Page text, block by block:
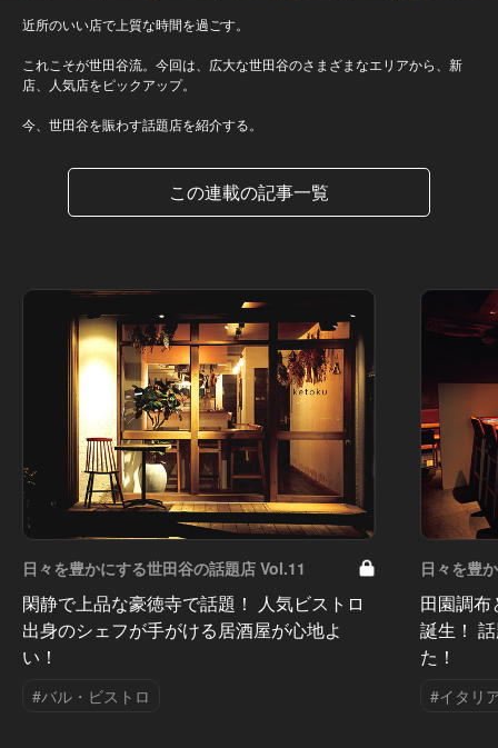
近所のいい店で上質な時間を過ごす。
これこそが世田谷流。今回は、広大な世田谷のさまざまなエリアから、新
店、人気店をピックアップ。
今、世田谷を賑わす話題店を紹介する。
この連載の記事一覧
日々を豊かにする世田谷の話題店 Vol.11
閑静で上品な豪徳寺で話題！ 人気ビストロ
出身のシェフが手がける居酒屋が心地よ
い！
#バル・ビストロ
日々を豊
田園調
誕生！
た！
#イタリ